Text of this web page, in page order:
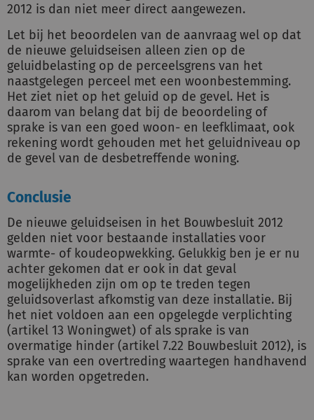
2012 is dan niet meer direct aangewezen.
Let bij het beoordelen van de aanvraag wel op dat
de nieuwe geluidseisen alleen zien op de
geluidbelasting op de perceelsgrens van het
naastgelegen perceel met een woonbestemming.
Het ziet niet op het geluid op de gevel. Het is
daarom van belang dat bij de beoordeling of
sprake is van een goed woon- en leefklimaat, ook
rekening wordt gehouden met het geluidniveau op
de gevel van de desbetreffende woning.
Conclusie
De nieuwe geluidseisen in het Bouwbesluit 2012
gelden niet voor bestaande installaties voor
warmte- of koudeopwekking. Gelukkig ben je er nu
achter gekomen dat er ook in dat geval
mogelijkheden zijn om op te treden tegen
geluidsoverlast afkomstig van deze installatie. Bij
het niet voldoen aan een opgelegde verplichting
(artikel 13 Woningwet) of als sprake is van
overmatige hinder (artikel 7.22 Bouwbesluit 2012), is
sprake van een overtreding waartegen handhavend
kan worden opgetreden.